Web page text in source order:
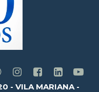
- VILA MARIANA -